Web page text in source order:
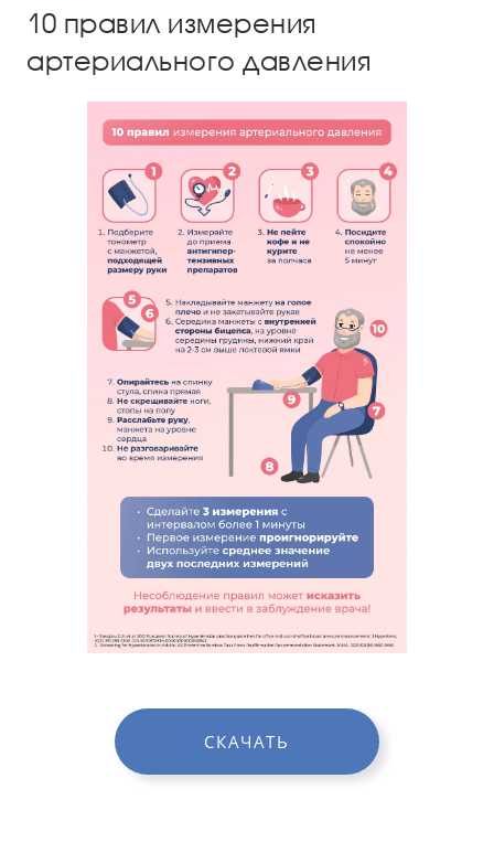
10 правил измерения
артериального давления
СКАЧАТЬ